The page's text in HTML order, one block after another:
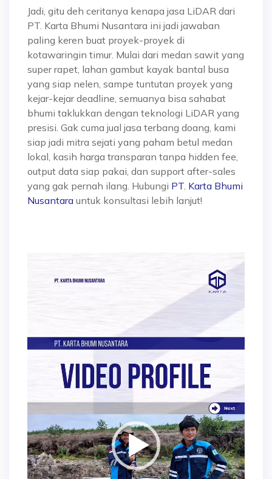
Jadi, gitu deh ceritanya kenapa jasa LiDAR dari
PT. Karta Bhumi Nusantara ini jadi jawaban
paling keren buat proyek-proyek di
kotawaringin timur. Mulai dari medan sawit yang
super rapet, lahan gambut kayak bantal busa
yang siap nelen, sampe tuntutan proyek yang
kejar-kejar deadline, semuanya bisa sahabat
bhumi taklukkan dengan teknologi LiDAR yang
presisi. Gak cuma jual jasa terbang doang, kami
siap jadi mitra sejati yang paham betul medan
lokal, kasih harga transparan tanpa hidden fee,
output data siap pakai, dan support after-sales
yang gak pernah ilang. Hubungi PT. Karta Bhumi
Nusantara untuk konsultasi lebih lanjut!